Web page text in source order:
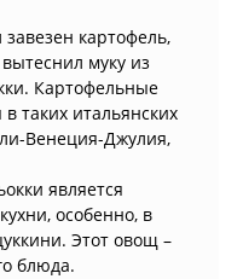
завезен картофель,
муку из
Картофельные
таких итальянских
Венеция-Джулия,
является
особенно, в
Этот овощ –
блюда.